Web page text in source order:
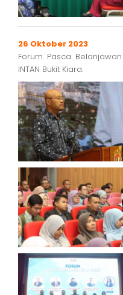
26 Oktober 2023
Forum Pasca
INTAN Bukit Kiara.